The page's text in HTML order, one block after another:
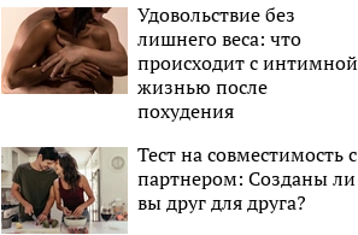
Удовольствие без
лишнего веса: что
происходит с интимной
жизнью после
похудения
Тест на совместимость с
партнером: Созданы ли
вы друг для друга?